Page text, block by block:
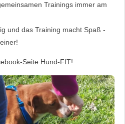
Trainings immer am
und das Training macht Spaß -
Seite Hund-FIT!